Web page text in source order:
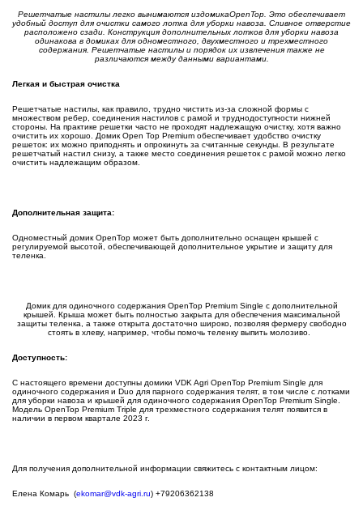
Решетчатые настилы легко вынимаются издомикаOpenTop . Это обеспечивает
удобный доступ для очистки самого лотка для уборки навоза. Сливное отверстие
расположено сзади. Конструкция дополнительных лотков для уборки навоза
одинакова в домиках для одноместного, двухместного и трехместного
содержания. Решетчатые настилы и порядок их извлечения также не
различаются между данными вариантами.
Легкая и быстрая очистка
Решетчатые настилы, как правило, трудно чистить из-за сложной формы с
множеством ребер, соединения настилов с рамой и труднодоступности нижней
стороны. На практике решетки часто не проходят надлежащую очистку, хотя важно
очистить их хорошо. Домик Open Top Premium обеспечивает удобство очистку
решеток: их можно приподнять и опрокинуть за считанные секунды. В результате
решетчатый настил снизу, а также место соединения решеток с рамой можно легко
очистить надлежащим образом.
Дополнительная защита:
Одноместный домик OpenTop может быть дополнительно оснащен крышей с
регулируемой высотой, обеспечивающей дополнительное укрытие и защиту для
теленка.
Домик для одиночного содержания OpenTop Premium Single с дополнительной
крышей. Крыша может быть полностью закрыта для обеспечения максимальной
защиты теленка, а также открыта достаточно широко, позволяя фермеру свободно
стоять в хлеву, например, чтобы помочь теленку выпить молозиво.
Доступность:
С настоящего времени доступны домики VDK Agri OpenTop Premium Single для
одиночного содержания и Duo для парного содержания телят, в том числе с лотками
для уборки навоза и крышей для одиночного содержания OpenTop Premium Single.
Модель OpenTop Premium Triple для трехместного содержания телят появится в
наличии в первом квартале 2023 г.
Для получения дополнительной информации свяжитесь с контактным лицом:
Елена Комарь (ekomar@vdk-agri.ru) +79206362138